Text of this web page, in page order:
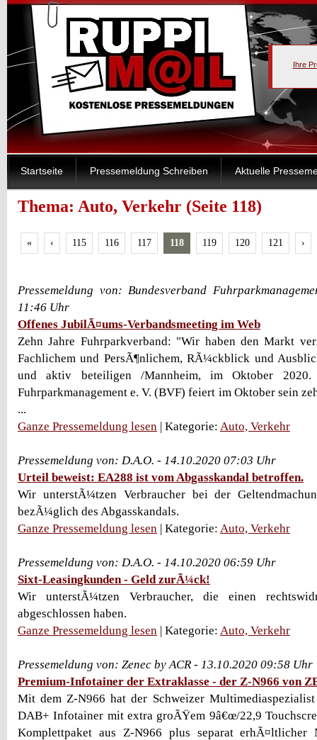
Ihre
Startseite Pressemeldung Schreiben Aktuelle
Thema: Auto, Verkehr (Seite 118)
« ‹ 115 116 117 118 119 120 121 ›
Pressemeldung von: Bundesverband
11:46 Uhr
Offenes JubilÃ¤ums-Verbandsmeeting im Web
Zehn Jahre Fuhrparkverband: "Wir haben den Markt
Fachlichem und PersÃ¶nlichem, RÃ¼ckblick und
und aktiv beteiligen /Mannheim, im Oktober 2020.
Fuhrparkmanagement e. V. (BVF) feiert im Oktober sein
...
Ganze Pressemeldung lesen | Kategorie: Auto, Verkehr
Pressemeldung von: D.A.O. - 14.10.2020 07:03 Uhr
Urteil beweist: EA288 ist vom Abgasskandal betroffen.
Wir unterstÃ¼tzen Verbraucher bei der
bezÃ¼glich des Abgasskandals.
Ganze Pressemeldung lesen | Kategorie: Auto, Verkehr
Pressemeldung von: D.A.O. - 14.10.2020 06:59 Uhr
Sixt-Leasingkunden - Geld zurÃ¼ck!
Wir unterstÃ¼tzen Verbraucher, die einen
abgeschlossen haben.
Ganze Pressemeldung lesen | Kategorie: Auto, Verkehr
Pressemeldung von: Zenec by ACR - 13.10.2020 09:58 Uhr
Premium-Infotainer der Extraklasse - der Z-N966 von
Mit dem Z-N966 hat der Schweizer
DAB+ Infotainer mit extra groÃŸem 9â€œ/22,9
Komplettpaket aus Z-N966 plus separat erhÃ¤ltlicher